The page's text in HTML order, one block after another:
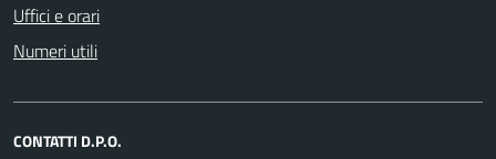
Uffici e orari
Numeri utili
CONTATTI D.P.O.